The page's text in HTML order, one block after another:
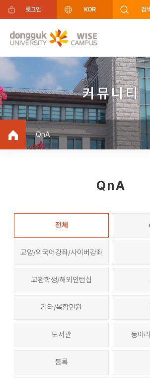
주메뉴 바로가기
푸터 바로가기
로그인 KOR 검
커뮤니티
QnA
QnA
전체
교양/외국어강좌/사이버강좌
교환학생/해외인턴십
기타/복합민원
도서관 동아
등록